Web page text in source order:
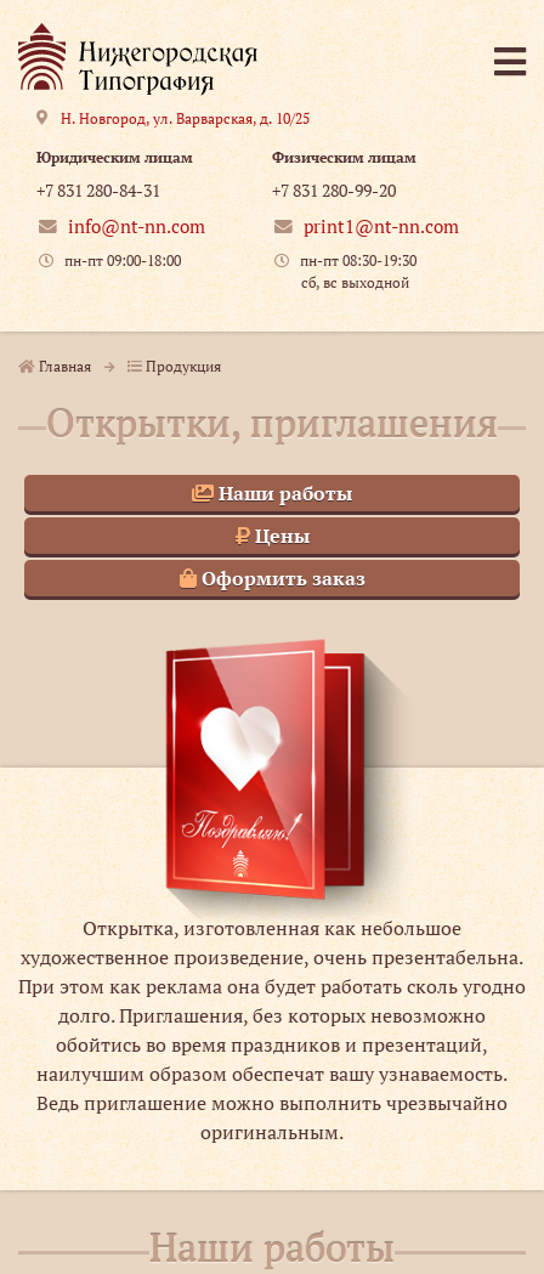
Н. Новгород, ул. Варварская, д. 10/25
Юридическим лицам
+7 831 280-84-31
info@nt-nn.com
пн-пт 09:00-18:00
Физическим лицам
+7 831 280-99-20
print1@nt-nn.com
пн-пт 08:30-19:30
сб, вс выходной
Главная Продукция
Открытки, приглашения
Наши работы
Цены
Оформить заказ
Открытка, изготовленная как небольшое
художественное произведение, очень презентабельна.
При этом как реклама она будет работать сколь угодно
долго. Приглашения, без которых невозможно
обойтись во время праздников и презентаций,
наилучшим образом обеспечат вашу узнаваемость.
Ведь приглашение можно выполнить чрезвычайно
оригинальным.
Наши работы